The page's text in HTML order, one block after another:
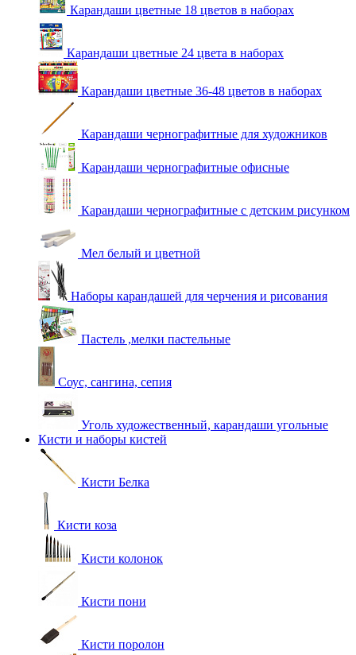
Карандаши цветные 18 цветов в наборах
Карандаши цветные 24 цвета в наборах
Карандаши цветные 36-48 цветов в наборах
Карандаши чернографитные для художников
Карандаши чернографитные офисные
Карандаши чернографитные с детским рисунком
Мел белый и цветной
Наборы карандашей для черчения и рисования
Пастель ,мелки пастельные
Соус, сангина, сепия
Уголь художественный, карандаши угольные
Кисти и наборы кистей
Кисти Белка
Кисти коза
Кисти колонок
Кисти пони
Кисти поролон